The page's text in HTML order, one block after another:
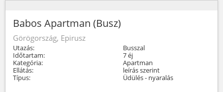
Babos Apartman (Busz)
Görögország, Epirusz
Utazás:
Busszal
Időtartam:
7 éj
Kategória:
Apartman
Ellátás:
leírás szerint
Típus:
Üdülés - nyaralás